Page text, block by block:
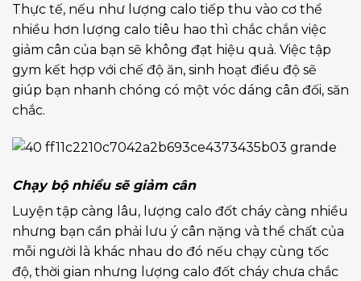
Thực tế, nếu như lượng calo tiếp thu vào cơ thể
nhiều hơn lượng calo tiêu hao thì chắc chắn việc
giảm cân của bạn sẽ không đạt hiệu quả. Việc tập
gym kết hợp với chế độ ăn, sinh hoạt điều độ sẽ
giúp bạn nhanh chóng có một vóc dáng cân đối, săn
chắc.
Chạy bộ nhiều sẽ giảm cân
Luyện tập càng lâu, lượng calo đốt cháy càng nhiều
nhưng bạn cần phải lưu ý cân nặng và thể chất của
mỗi người là khác nhau do đó nếu chạy cùng tốc
độ, thời gian nhưng lượng calo đốt cháy chưa chắc